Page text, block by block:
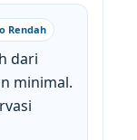
Rendah
dari
minimal.